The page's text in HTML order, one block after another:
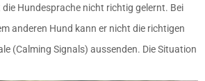
die Hundesprache nicht richtig gelernt. Bei
anderen Hund kann er nicht die richtigen
(Calming Signals) aussenden. Die Situation